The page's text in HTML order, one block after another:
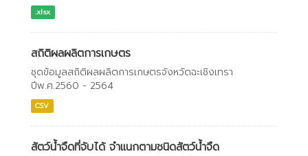
.xlsx
สถิติผลผลิตการเกษตร
ชุดข้อมูลสถิติผลผลิตการเกษตรจังหวัดฉะเชิงเทรา
ปีพ.ศ.2560 - 2564
CSV
สัตว์น้ำจืดที่จับได้ จำแนกตามชนิดสัตว์น้ำจืด